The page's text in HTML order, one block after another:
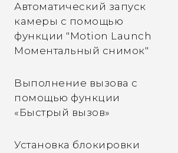
файлов на свой
компьютер с помощью
Bluetooth. Где они?
Автоматический запуск
камеры с помощью
функции "Motion Launch
Моментальный снимок"
Выполнение вызова с
помощью функции
«Быстрый вызов»
Установка блокировки